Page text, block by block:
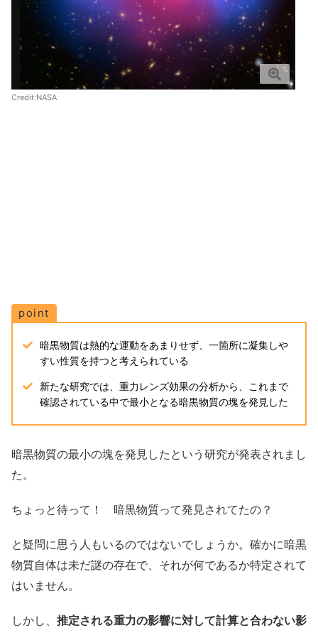
Credit:NASA
point
暗黒物質は熱的な運動をあまりせず、一箇所に凝集しや
すい性質を持つと考えられている
新たな研究では、重力レンズ効果の分析から、これまで
確認されている中で最小となる暗黒物質の塊を発見した
暗黒物質の最小の塊を発見したという研究が発表されまし
た。
ちょっと待って！ 暗黒物質って発見されてたの？
と疑問に思う人もいるのではないでしょうか。確かに暗黒
物質自体は未だ謎の存在で、それが何であるか特定されて
はいません。
しかし、 推定される重力の影響に対して計算と合わない影